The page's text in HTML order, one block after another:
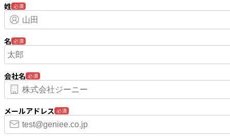
姓 必須
名 必須
会社名 必須
メールアドレス 必須